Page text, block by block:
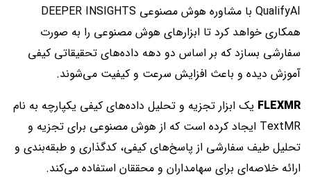
QualifyAI با مشاوره هوش مصنوعی DEEPER INSIGHTS
همکاری خواهد کرد تا ابزارهای هوش مصنوعی را به صورت
سفارشی بسازد که بر اساس دو دهه داده‌های تحقیقاتی کیفی
آموزش دیده‌ و باعث افزایش سرعت و کیفیت می‌شوند.
FLEXMR یک ابزار تجزیه و تحلیل داده‌های کیفی یکپارچه به نام
TextMR ایجاد کرده است که از هوش مصنوعی برای تجزیه و
تحلیل طیف سفارشی از پاسخ‌های کیفی، کدگذاری و طبقه‌بندی و
ارائه خلاصه‌ای برای سهامداران و محققان استفاده می‌کند.